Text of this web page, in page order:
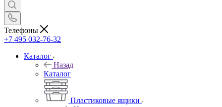
Телефоны
+7 495 032-76-32
Каталог
Назад
Каталог
Пластиковые ящики